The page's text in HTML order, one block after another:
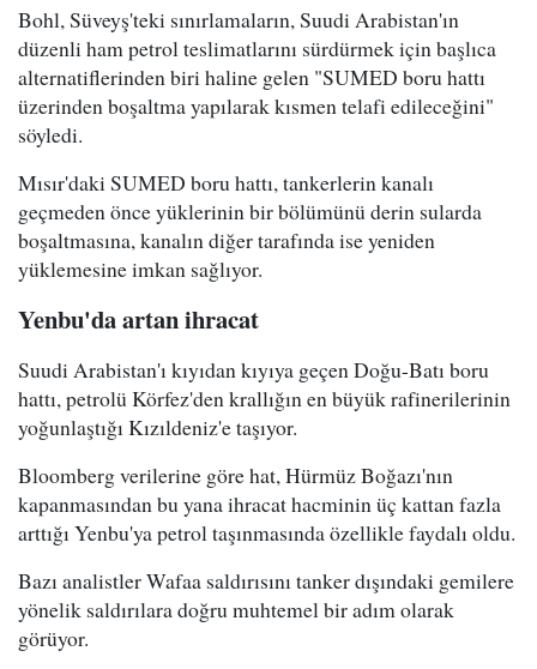
Bohl, Süveyş'teki sınırlamaların, Suudi Arabistan'ın
düzenli ham petrol teslimatlarını sürdürmek için başlıca
alternatiflerinden biri haline gelen "SUMED boru hattı
üzerinden boşaltma yapılarak kısmen telafi edileceğini"
söyledi.
Mısır'daki SUMED boru hattı, tankerlerin kanalı
geçmeden önce yüklerinin bir bölümünü derin sularda
boşaltmasına, kanalın diğer tarafında ise yeniden
yüklemesine imkan sağlıyor.
Yenbu'da artan ihracat
Suudi Arabistan'ı kıyıdan kıyıya geçen Doğu-Batı boru
hattı, petrolü Körfez'den krallığın en büyük rafinerilerinin
yoğunlaştığı Kızıldeniz'e taşıyor.
Bloomberg verilerine göre hat, Hürmüz Boğazı'nın
kapanmasından bu yana ihracat hacminin üç kattan fazla
arttığı Yenbu'ya petrol taşınmasında özellikle faydalı oldu.
Bazı analistler Wafaa saldırısını tanker dışındaki gemilere
yönelik saldırılara doğru muhtemel bir adım olarak
görüyor.